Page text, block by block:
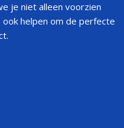
je niet alleen voorzien
helpen om de perfecte